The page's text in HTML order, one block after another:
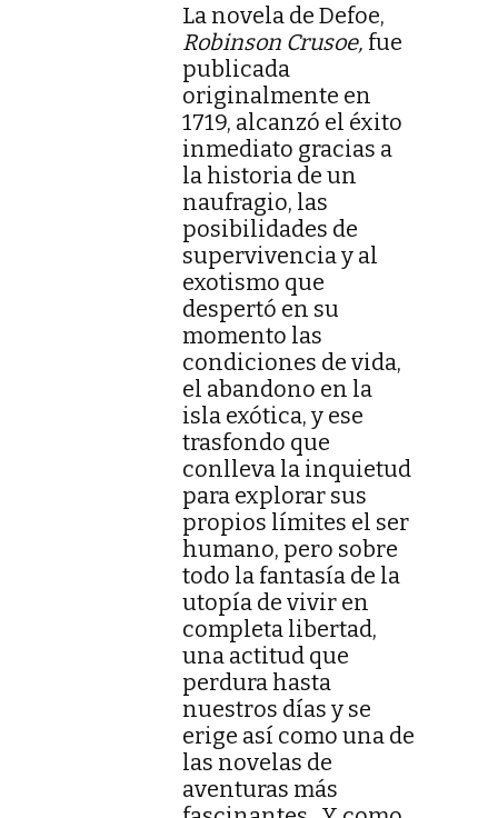
La novela de Defoe,
Robinson Crusoe, fue
publicada
originalmente en
1719, alcanzó el éxito
inmediato gracias a
la historia de un
naufragio, las
posibilidades de
supervivencia y al
exotismo que
despertó en su
momento las
condiciones de vida,
el abandono en la
isla exótica, y ese
trasfondo que
conlleva la inquietud
para explorar sus
propios límites el ser
humano, pero sobre
todo la fantasía de la
utopía de vivir en
completa libertad,
una actitud que
perdura hasta
nuestros días y se
erige así como una de
las novelas de
aventuras más